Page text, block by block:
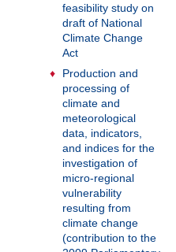
feasibility study on
draft of National
Climate Change
Act
Production and
processing of
climate and
meteorological
data, indicators,
and indices for the
investigation of
micro-regional
vulnerability
resulting from
climate change
(contribution to the